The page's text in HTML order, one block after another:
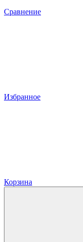
Сравнение
Избранное
Корзина